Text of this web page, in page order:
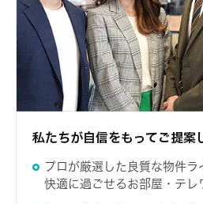
502 5階
25.5㎡
お問い合わせ
私たちが自信をもってご提案
プロが厳選した良質な物件ラ
快適に過ごせるお部屋・テレ